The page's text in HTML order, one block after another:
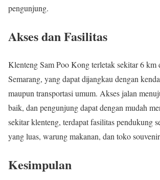
pengunjung.
Akses dan Fasilitas
Klenteng Sam Poo Kong terletak sekitar 6 km
Semarang, yang dapat dijangkau dengan
maupun transportasi umum. Akses jalan
baik, dan pengunjung dapat dengan mudah
sekitar klenteng, terdapat fasilitas pendukung
yang luas, warung makanan, dan toko
Kesimpulan